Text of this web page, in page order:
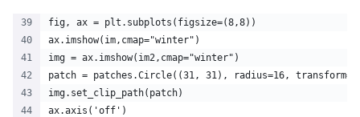
fig, ax = plt.subplots(figsize=(8,8))
ax.imshow(im,cmap="winter")
img = ax.imshow(im2,cmap="winter")
patch = patches.Circle((31, 31), radius=16,
img.set_clip_path(patch)
ax.axis('off')